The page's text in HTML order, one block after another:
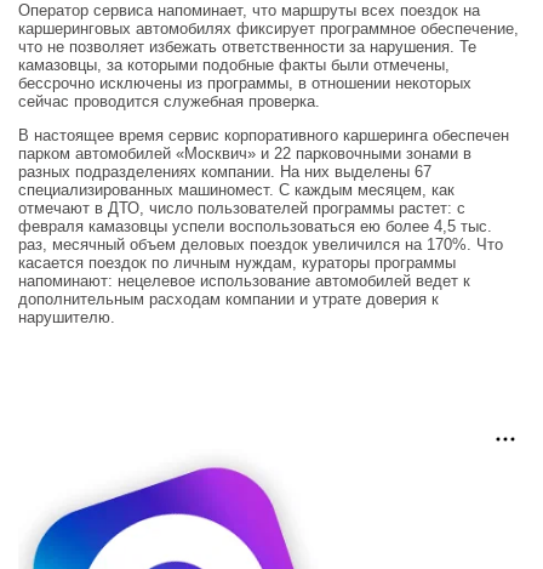
Оператор сервиса напоминает, что маршруты всех поездок на
каршеринговых автомобилях фиксирует программное обеспечение,
что не позволяет избежать ответственности за нарушения. Те
камазовцы, за которыми подобные факты были отмечены,
бессрочно исключены из программы, в отношении некоторых
сейчас проводится служебная проверка.
В настоящее время сервис корпоративного каршеринга обеспечен
парком автомобилей «Москвич» и 22 парковочными зонами в
разных подразделениях компании. На них выделены 67
специализированных машиномест. С каждым месяцем, как
отмечают в ДТО, число пользователей программы растет: с
февраля камазовцы успели воспользоваться ею более 4,5 тыс.
раз, месячный объем деловых поездок увеличился на 170%. Что
касается поездок по личным нуждам, кураторы программы
напоминают: нецелевое использование автомобилей ведет к
дополнительным расходам компании и утрате доверия к
нарушителю.